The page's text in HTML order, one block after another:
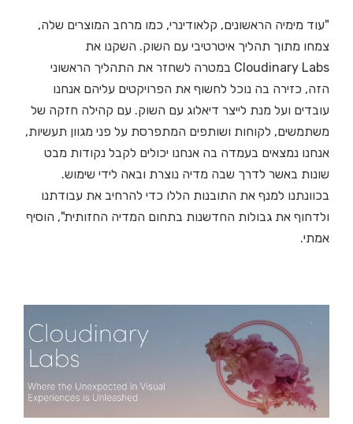
"עוד מימיה הראשונים, קלאודינרי, כמו מרחב המוצרים שלה,
צמחו מתוך תהליך איטרטיבי עם השוק. השקנו את
Cloudinary Labs במטרה לשחזר את התהליך הראשוני
הזה, כזירה בה נוכל לחשוף את הפרויקטים עליהם אנחנו
עובדים ועל מנת לייצר דיאלוג עם השוק. עם קהילה חזקה של
משתמשים, לקוחות ושותפים המתפרסת על פני מגוון תעשיות,
אנחנו נמצאים בעמדה בה אנחנו יכולים לקבל נקודות מבט
שונות באשר לדרך שבה מדיה נוצרת ובאה לידי שימוש.
בכוונתנו למנף את התובנות הללו כדי להרחיב את עבודתנו
ולדחוף את גבולות החדשנות בתחום המדיה החזותית", הוסיף
אמתי.